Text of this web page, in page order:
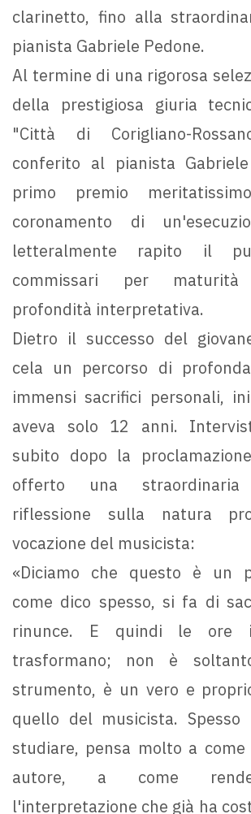
clarinetto, fino alla
pianista Gabriele Pedone.
Al termine di una rigorosa
della prestigiosa giuria
"Città di Corigliano-
conferito al pianista
primo premio
coronamento di
letteralmente rapito il
commissari per
profondità interpretativa.
Dietro il successo del
cela un percorso di
immensi sacrifici personali,
aveva solo 12 anni.
subito dopo la
offerto una
riflessione sulla natura
vocazione del musicista:
«Diciamo che questo è un
come dico spesso, si fa di
rinunce. E quindi le ore
trasformano; non è
strumento, è un vero e
quello del musicista.
studiare, pensa molto a
autore, a come
l'interpretazione che già ha